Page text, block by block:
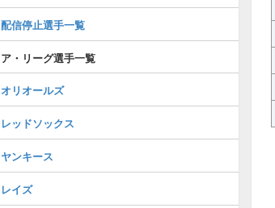
配信停止選手一覧
ア・リーグ選手一覧
オリオールズ
レッドソックス
ヤンキース
レイズ